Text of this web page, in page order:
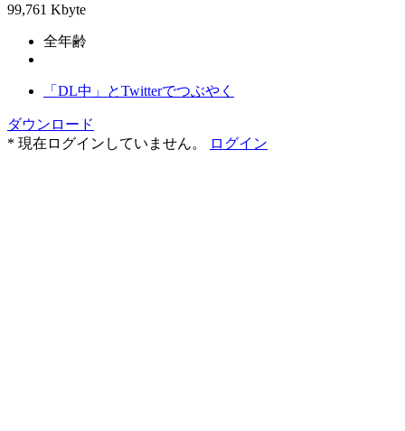
99,761 Kbyte
全年齢
「DL中」とTwitterでつぶやく
ダウンロード
* 現在ログインしていません。
ログイン